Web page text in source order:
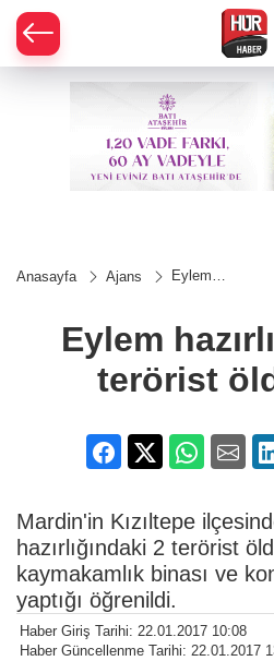
Anasayfa Ajans
Eylem
öldürüldü
Eylem
terörist
Mardin'in Kızıltepe
hazırlığındaki 2 terörist
kaymakamlık binası ve
yaptığı öğrenildi.
Haber Giriş Tarihi: 22.01.2017 10:08
Haber Güncellenme Tarihi: 22.01.2017